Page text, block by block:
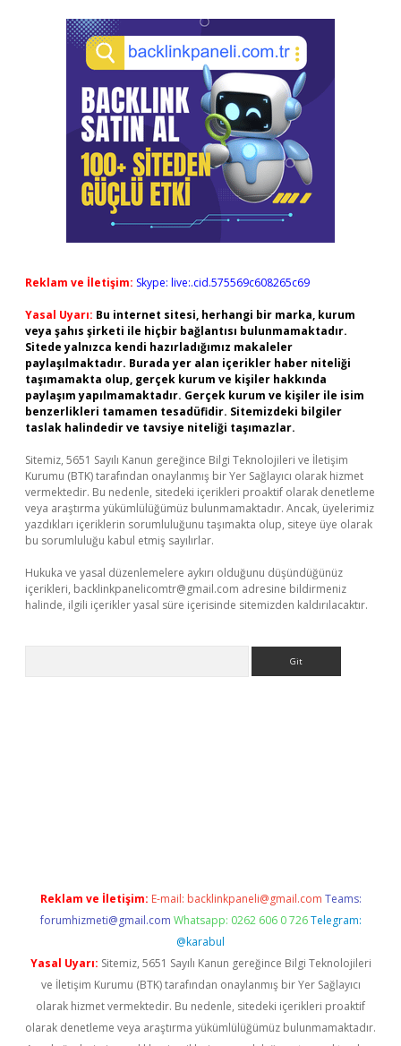
Reklam ve İletişim: Skype: live:.cid.575569c608265c69
Yasal Uyarı: Bu internet sitesi, herhangi bir marka, kurum
veya şahıs şirketi ile hiçbir bağlantısı bulunmamaktadır.
Sitede yalnızca kendi hazırladığımız makaleler
paylaşılmaktadır. Burada yer alan içerikler haber niteliği
taşımamakta olup, gerçek kurum ve kişiler hakkında
paylaşım yapılmamaktadır. Gerçek kurum ve kişiler ile isim
benzerlikleri tamamen tesadüfidir. Sitemizdeki bilgiler
taslak halindedir ve tavsiye niteliği taşımazlar.
Sitemiz, 5651 Sayılı Kanun gereğince Bilgi Teknolojileri ve İletişim
Kurumu (BTK) tarafından onaylanmış bir Yer Sağlayıcı olarak hizmet
vermektedir. Bu nedenle, sitedeki içerikleri proaktif olarak denetleme
veya araştırma yükümlülüğümüz bulunmamaktadır. Ancak, üyelerimiz
yazdıkları içeriklerin sorumluluğunu taşımakta olup, siteye üye olarak
bu sorumluluğu kabul etmiş sayılırlar.
Hukuka ve yasal düzenlemelere aykırı olduğunu düşündüğünüz
içerikleri, backlinkpanelicomtr@gmail.com adresine bildirmeniz
halinde, ilgili içerikler yasal süre içerisinde sitemizden kaldırılacaktır.
Reklam ve İletişim: E-mail: backlinkpaneli@gmail.com Teams:
forumhizmeti@gmail.com Whatsapp: 0262 606 0 726 Telegram:
@karabul
Yasal Uyarı: Sitemiz, 5651 Sayılı Kanun gereğince Bilgi Teknolojileri
ve İletişim Kurumu (BTK) tarafından onaylanmış bir Yer Sağlayıcı
olarak hizmet vermektedir. Bu nedenle, sitedeki içerikleri proaktif
olarak denetleme veya araştırma yükümlülüğümüz bulunmamaktadır.